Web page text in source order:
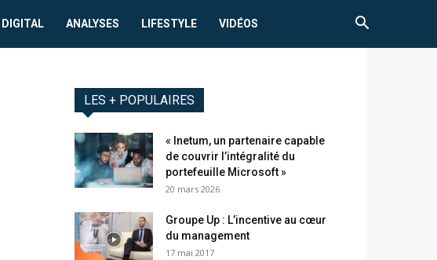
DIGITAL ANALYSES LIFESTYLE VIDÉOS
LES + POPULAIRES
« Inetum, un partenaire capable
de couvrir l’intégralité du
portefeuille Microsoft »
20 mars 2026
Groupe Up : L’incentive au cœur
du management
17 mai 2017